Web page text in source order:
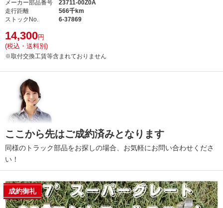
メーカー部品番号
23711-00Z0A
走行距離
566千km
ストックNo.
6-37869
14,300円
(税込・送料別)
※取付交換工賃等含まれておりません
ここから先はご成約済みとなります
同様のトラック部品をお探しの場合、お気軽にお問い合わせくださ
い！
成約御礼